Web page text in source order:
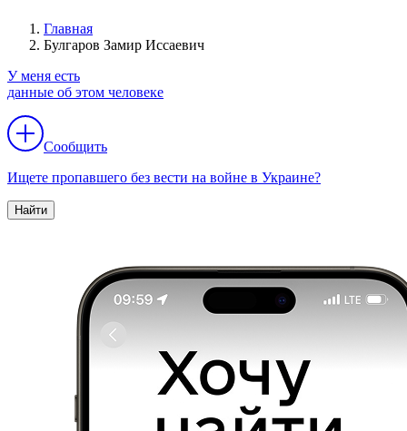
Главная
Булгаров Замир Иссаевич
У меня есть
данные об этом человеке
Сообщить
Ищете пропавшего без вести на войне в Украине?
Найти